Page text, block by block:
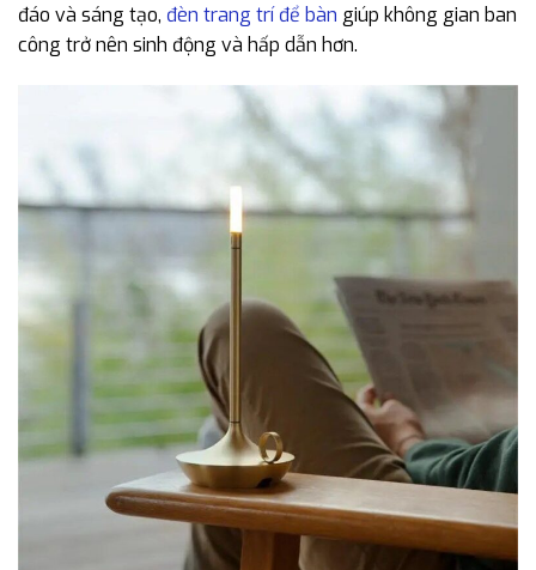
đáo và sáng tạo, đèn trang trí để bàn giúp không gian ban
công trở nên sinh động và hấp dẫn hơn.